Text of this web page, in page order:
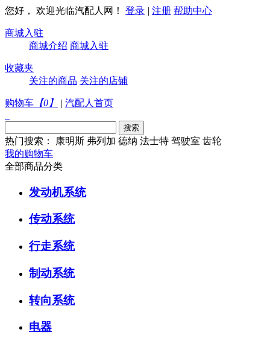
您好， 欢迎光临汽配人网！ 登录 | 注册 帮助中心
商城入驻
商城介绍 商城入驻
收藏夹
关注的商品 关注的店铺
购物车 【0 】 | 汽配人首页
热门搜索： 康明斯 弗列加 德纳 法士特 驾驶室 齿轮
我的购物车
全部商品分类
发动机系统
传动系统
行走系统
制动系统
转向系统
电器